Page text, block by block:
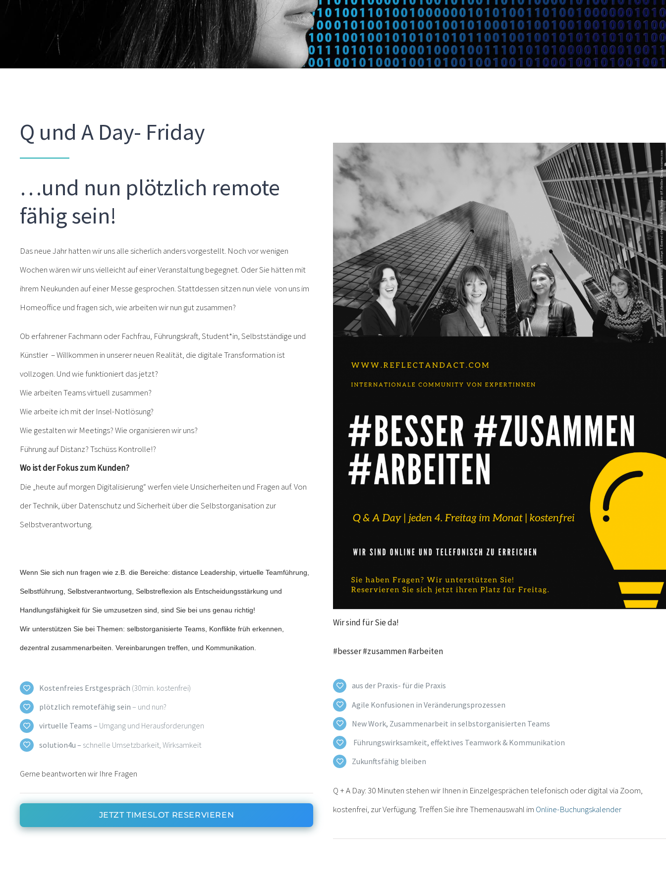
Q und A Day- Friday
…und nun plötzlich remote
fähig sein!
Das neue Jahr hatten wir uns alle sicherlich anders vorgestellt. Noch vor wenigen
Wochen wären wir uns vielleicht auf einer Veranstaltung begegnet. Oder Sie hätten mit
ihrem Neukunden auf einer Messe gesprochen. Stattdessen sitzen nun viele von uns im
Homeoffice und fragen sich, wie arbeiten wir nun gut zusammen?
Ob erfahrener Fachmann oder Fachfrau, Führungskraft, Student*in, Selbstständige und
Künstler – Willkommen in unserer neuen Realität, die digitale Transformation ist
vollzogen. Und wie funktioniert das jetzt?
Wie arbeiten Teams virtuell zusammen?
Wie arbeite ich mit der Insel-Notlösung?
Wie gestalten wir Meetings? Wie organisieren wir uns?
Führung auf Distanz? Tschüss Kontrolle!?
Wo ist der Fokus zum Kunden?
Die „heute auf morgen Digitalisierung“ werfen viele Unsicherheiten und Fragen auf. Von
der Technik, über Datenschutz und Sicherheit über die Selbstorganisation zur
Selbstverantwortung.
Wenn Sie sich nun fragen wie z.B. die Bereiche:distance Leadership , virtuelle Teamführung,
Selbstführung, Selbstverantwortung, Selbstreflexion als Entscheidungsstärkung und
Handlungsfähigkeit für Sie umzusetzen sind, sind Sie bei uns genau richtig!
Wir unterstützen Sie bei Themen: selbstorganisierte Teams, Konflikte früh erkennen,
dezentral zusammenarbeiten. Vereinbarungen treffen, und Kommunikation.
Kostenfreies Erstgespräch (30min. kostenfrei)
plötzlich remotefähig sein – und nun?
virtuelle Teams – Umgang und Herausforderungen
solution4u – schnelle Umsetzbarkeit, Wirksamkeit
Gerne beantworten wir Ihre Fragen
JETZT TIMESLOT RESERVIEREN
Wir sind für Sie da!
#besser #zusammen #arbeiten
aus der Praxis- für die Praxis
Agile Konfusionen in Veränderungsprozessen
New Work, Zusammenarbeit in selbstorganisierten Teams
Führungswirksamkeit, effektives Teamwork & Kommunikation
Zukunftsfähig bleiben
Q + A Day: 30 Minuten stehen wir Ihnen in Einzelgesprächen telefonisch oder digital via Zoom,
kostenfrei, zur Verfügung. Treffen Sie ihre Themenauswahl im Online-Buchungskalender